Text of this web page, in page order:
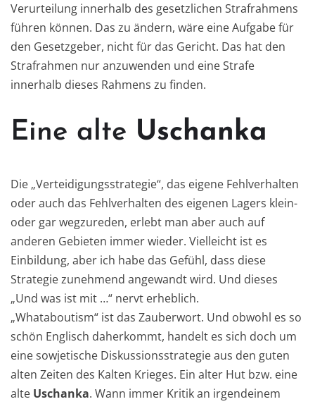
Verurteilung innerhalb des gesetzlichen Strafrahmens
führen können. Das zu ändern, wäre eine Aufgabe für
den Gesetzgeber, nicht für das Gericht. Das hat den
Strafrahmen nur anzuwenden und eine Strafe
innerhalb dieses Rahmens zu finden.
Eine alte Uschanka
Die „Verteidigungsstrategie“, das eigene Fehlverhalten
oder auch das Fehlverhalten des eigenen Lagers klein-
oder gar wegzureden, erlebt man aber auch auf
anderen Gebieten immer wieder. Vielleicht ist es
Einbildung, aber ich habe das Gefühl, dass diese
Strategie zunehmend angewandt wird. Und dieses
„Und was ist mit …“ nervt erheblich.
„Whataboutism“ ist das Zauberwort. Und obwohl es so
schön Englisch daherkommt, handelt es sich doch um
eine sowjetische Diskussionsstrategie aus den guten
alten Zeiten des Kalten Krieges. Ein alter Hut bzw. eine
alte Uschanka. Wann immer Kritik an irgendeinem